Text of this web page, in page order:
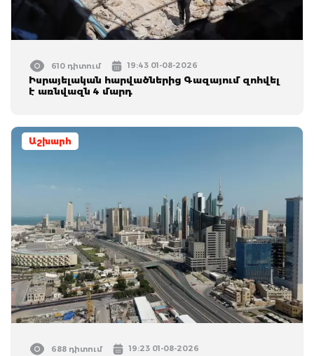
610 դիտում 19:43 01-08-2026
Իսրայելական հարվածներից Գազայում զոհվել
է առնվազն 4 մարդ
Աշխարհ
688 դիտում 19:23 01-08-2026